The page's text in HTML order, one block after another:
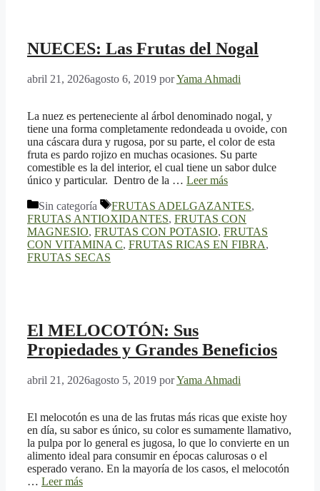
NUECES: Las Frutas del Nogal
abril 21, 2026agosto 6, 2019 porYama Ahmadi
La nuez es perteneciente al árbol denominado nogal, y
tiene una forma completamente redondeada u ovoide, con
una cáscara dura y rugosa, por su parte, el color de esta
fruta es pardo rojizo en muchas ocasiones. Su parte
comestible es la del interior, el cual tiene un sabor dulce
único y particular. Dentro de la … Leer más
Categorías
Sin categoría Etiquetas
FRUTAS ADELGAZANTES,
FRUTAS ANTIOXIDANTES, FRUTAS CON
MAGNESIO, FRUTAS CON POTASIO, FRUTAS
CON VITAMINA C, FRUTAS RICAS EN FIBRA,
FRUTAS SECAS
El MELOCOTÓN: Sus
Propiedades y Grandes Beneficios
abril 21, 2026agosto 5, 2019 porYama Ahmadi
El melocotón es una de las frutas más ricas que existe hoy
en día, su sabor es único, su color es sumamente llamativo,
la pulpa por lo general es jugosa, lo que lo convierte en un
alimento ideal para consumir en épocas calurosas o el
esperado verano. En la mayoría de los casos, el melocotón
… Leer más